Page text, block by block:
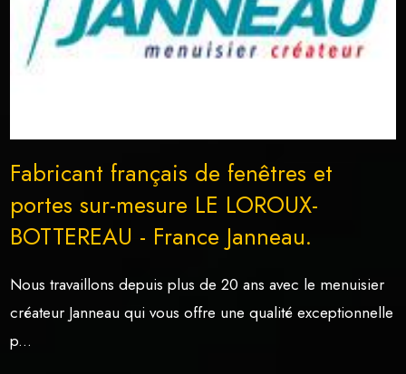
Fabricant français de fenêtres et
portes sur-mesure LE LOROUX-
BOTTEREAU - France Janneau.
Nous travaillons depuis plus de 20 ans avec le menuisier
créateur Janneau qui vous offre une qualité exceptionnelle
p...